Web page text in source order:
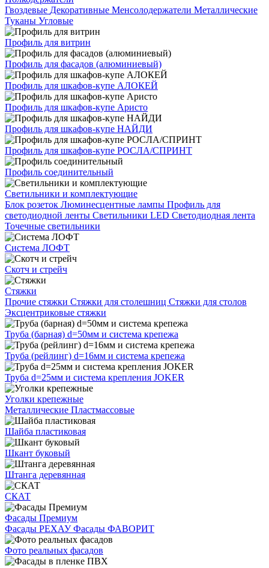
Гвоздевые Декоративные Менсолодержатели Металлические
Туканы Угловые
Профиль для витрин
Профиль для фасадов (алюминиевый)
Профиль для шкафов-купе АЛОКЕЙ
Профиль для шкафов-купе Аристо
Профиль для шкафов-купе НАЙДИ
Профиль для шкафов-купе РОСЛА/СПРИНТ
Профиль соединительный
Светильники и комплектующие
Блок розеток Люминесцентные лампы Профиль для
светодиодной ленты Светильники LED Светодиодная лента
Точечные светильники
Система ЛОФТ
Скотч и стрейч
Стяжки
Прочие стяжки Стяжки для столешниц Стяжки для столов
Эксцентриковые стяжки
Труба (барная) d=50мм и система крепежа
Труба (рейлинг) d=16мм и система крепежа
Труба d=25мм и система крепления JOKER
Уголки крепежные
Металлические Пластмассовые
Шайба пластиковая
Шкант буковый
Штанга деревянная
СКАТ
Фасады Премиум
Фасады РЕХАУФасады ФАВОРИТ
Фото реальных фасадов